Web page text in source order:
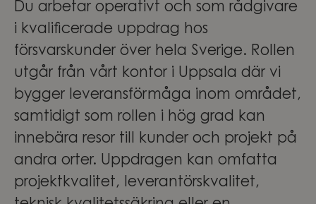
Du arbetar operativt och som rådgivare
i kvalificerade uppdrag hos
försvarskunder över hela Sverige. Rollen
utgår från vårt kontor i Uppsala där vi
bygger leveransförmåga inom området,
samtidigt som rollen i hög grad kan
innebära resor till kunder och projekt på
andra orter. Uppdragen kan omfatta
projektkvalitet, leverantörskvalitet,